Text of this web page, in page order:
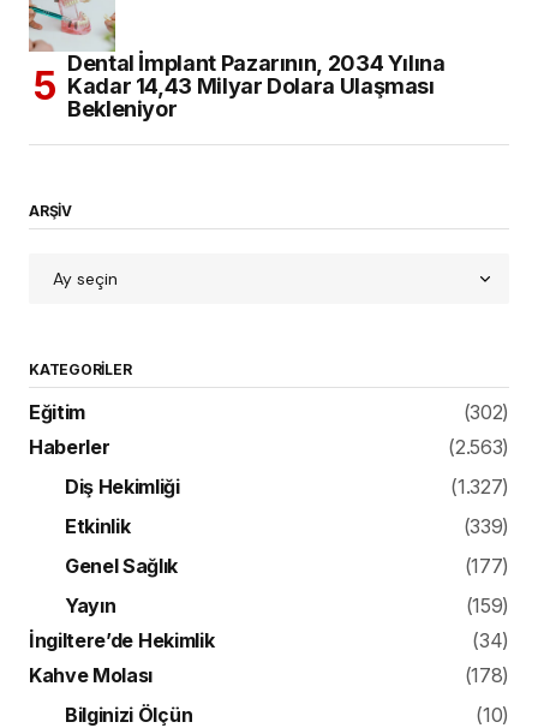
Dental İmplant Pazarının, 2034 Yılına
Kadar 14,43 Milyar Dolara Ulaşması
Bekleniyor
ARŞİV
KATEGORILER
Eğitim
(302)
Haberler
(2.563)
Diş Hekimliği
(1.327)
Etkinlik
(339)
Genel Sağlık
(177)
Yayın
(159)
İngiltere’de Hekimlik
(34)
Kahve Molası
(178)
Bilginizi Ölçün
(10)